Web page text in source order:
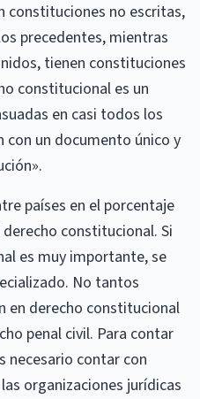
constituciones no escritas,
precedentes, mientras
tienen constituciones
constitucional es un
en casi todos los
con un documento único y
países en el porcentaje
constitucional. Si
es muy importante, se
No tantos
en derecho constitucional
penal civil. Para contar
necesario contar con
organizaciones jurídicas